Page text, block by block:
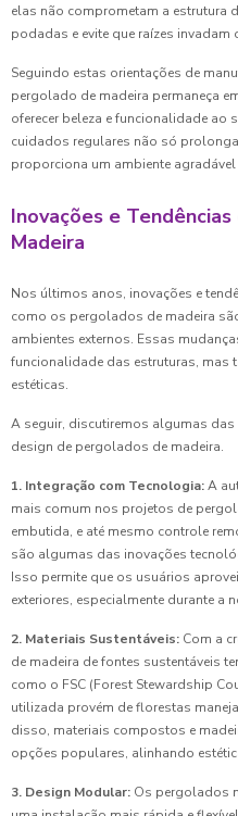
elas não comprometam a estrutura
podadas e evite que raízes
Seguindo estas orientações de
pergolado de madeira permaneça
oferecer beleza e funcionalidade ao
cuidados regulares não só
proporciona um ambiente
Inovações e
Madeira
Nos últimos anos, inovações e
como os pergolados de madeira
ambientes externos. Essas
funcionalidade das estruturas,
estéticas.
A seguir, discutiremos algumas
design de pergolados de madeira.
1. Integração com Tecnologia:A
mais comum nos projetos de
embutida, e até mesmo controle
são algumas das inovações
Isso permite que os usuários
exteriores, especialmente durante a
2. Materiais Sustentáveis: Com a
de madeira de fontes sustentáveis
como o FSC (Forest Stewardship
utilizada provém de florestas
disso, materiais compostos e
opções populares, alinhando
3. Design Modular: Os pergolados